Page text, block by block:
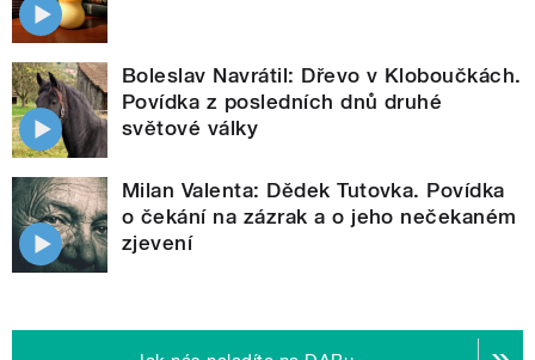
Boleslav Navrátil: Dřevo v Kloboučkách.
Povídka z posledních dnů druhé
světové války
Milan Valenta: Dědek Tutovka. Povídka
o čekání na zázrak a o jeho nečekaném
zjevení